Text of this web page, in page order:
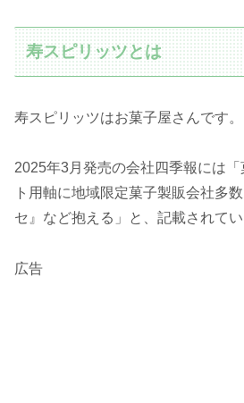
寿スピリッツとは
寿スピリッツはお菓子屋さんです。
2025年3月発売の会社四季報には
ト用軸に地域限定菓子製販会社多
セ』など抱える」と、記載されてい
広告